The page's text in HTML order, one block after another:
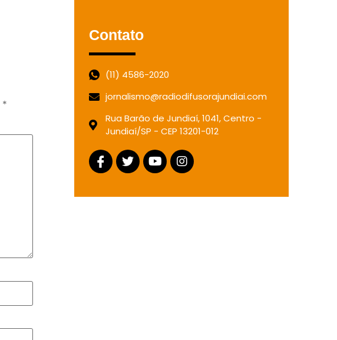
*
Contato
(11) 4586-2020
jornalismo@radiodifusorajundiai.com
Rua Barão de Jundiaí, 1041, Centro -
Jundiaí/SP - CEP 13201-012